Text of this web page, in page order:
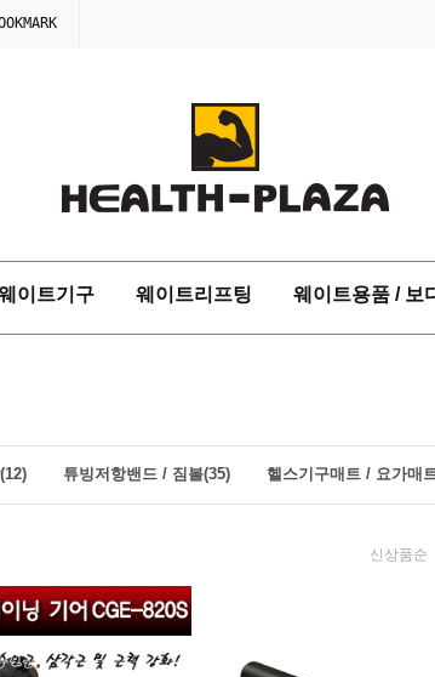
이트기구 웨이트리프팅 웨이트용품 / 보
튜빙저항밴드 / 짐볼(35) 헬스기구매트 / 요가매
신상품순